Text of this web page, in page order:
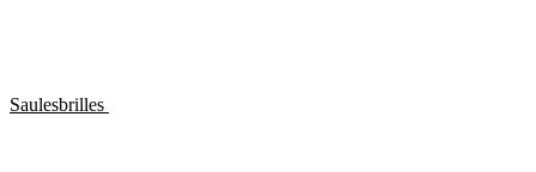
Saulesbrilles